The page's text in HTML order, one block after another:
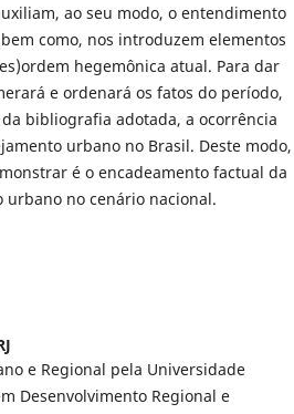
ao seu modo, o entendimento
como, nos introduzem elementos
hegemônica atual. Para dar
e ordenará os fatos do período,
bibliografia adotada, a ocorrência
urbano no Brasil. Deste modo,
é o encadeamento factual da
no cenário nacional.
e Regional pela Universidade
Desenvolvimento Regional e